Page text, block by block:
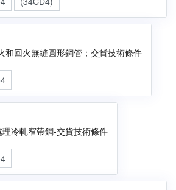
和回火無縫圓形鋼管；交貨技術條件
理冷軋窄帶鋼-交貨技術條件